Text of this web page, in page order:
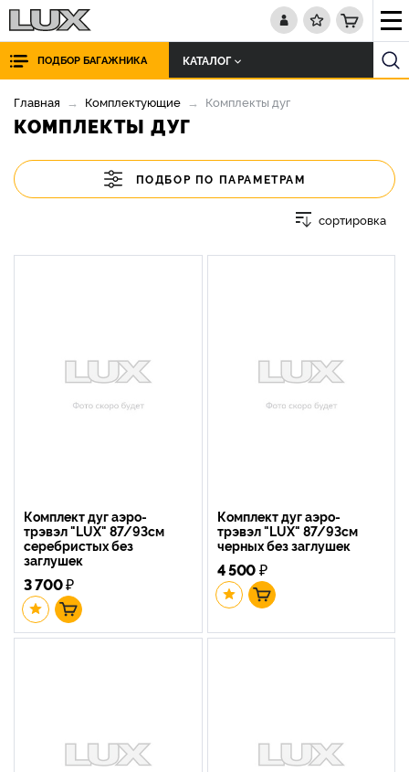
ПОДБОР БАГАЖНИКА КАТАЛОГ
Главная Комплектующие Комплекты дуг
КОМПЛЕКТЫ ДУГ
ПОДБОР ПО ПАРАМЕТРАМ
сортировка
Комплект дуг аэро-
трэвэл "LUX" 87/93см
серебристых без
заглушек
3 700₽
Комплект дуг аэро-
трэвэл "LUX" 87/93см
черных без заглушек
4 500₽